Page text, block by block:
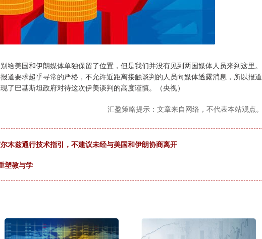
给美国和伊朗媒体单独保留了位置，但是我们并没有见到两国媒体人员来到这里。
道要求超乎寻常的严格，不允许近距离接触谈判的人员向媒体透露消息，所以报道
了巴基斯坦政府对待这次伊美谈判的高度谨慎。（央视）
汇盈策略提示：文章来自网络，不代表本站观点。
木兹通行技术指引，不建议未经与美国和伊朗协商离开
塑教与学